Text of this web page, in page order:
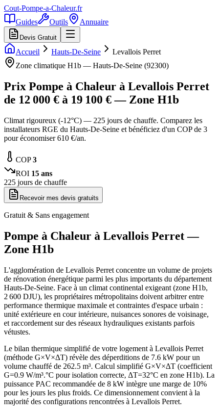
Cout-Pompe-a-Chaleur.fr
Guides
Outils Annuaire
Devis Gratuit
Accueil Hauts-De-Seine
Levallois Perret
Zone climatique H1b — Hauts-De-Seine (92300)
Prix Pompe à Chaleur à Levallois Perret
de 12 000 € à 19 100 € — Zone H1b
Climat rigoureux (-12°C) — 225 jours de chauffe. Comparez les
installateurs RGE du Hauts-De-Seine et bénéficiez d'un COP de 3
pour économiser 610 €/an.
COP3
ROI 15 ans
225 jours de chauffe
Recevoir mes devis gratuits
Gratuit & Sans engagement
Pompe à Chaleur à Levallois Perret—
Zone H1b
L'agglomération de Levallois Perret concentre un volume de projets
de rénovation énergétique parmi les plus importants du département
Hauts-De-Seine. Face à un climat continental exigeant (zone H1b,
2 600 DJU), les propriétaires métropolitains doivent arbitrer entre
performance thermique maximale et contraintes d'espace urbain :
unité extérieure en cour intérieure, nuisances sonores de voisinage,
et raccordement sur des réseaux hydrauliques existants parfois
vétustes.
Le bilan thermique simplifié de votre logement à Levallois Perret
(méthode G×V×ΔT) révèle des déperditions de 7.6 kW pour un
volume chauffé de 262.5 m³. Calcul simplifié G×V×ΔT (coefficient
G=0.9 W/m³.°C pour isolation correcte, ΔT=32°C en zone H1b). La
puissance PAC recommandée de 8 kW intègre une marge de 10%
pour les jours les plus froids. Ce dimensionnement convient à la
majorité des configurations rencontrées à Levallois Perret.